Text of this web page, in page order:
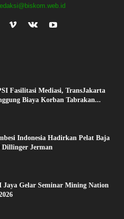
Fasilitasi Mediasi, TransJakarta
Biaya Korban Tabrakan...
Indonesia Hadirkan Pelat Baja
Jerman
Jaya Gelar Seminar Mining Nation